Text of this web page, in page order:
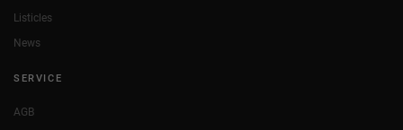
Listicles
News
SERVICE
AGB